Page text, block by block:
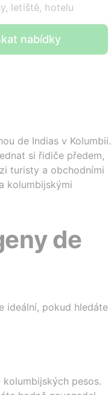
letiště, hotelu
nabídky
de Indias v Kolumbii.
si řidiče předem,
turisty a obchodními
kolumbijskými
de
ideální, pokud hledáte
pesos.